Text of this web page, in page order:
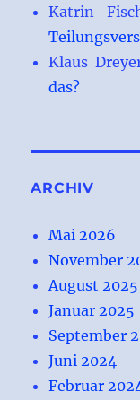
Katrin
Klaus
das?
ARCHIV
Mai 2026
November
August 2025
Januar 2025
September
Juni 2024
Februar